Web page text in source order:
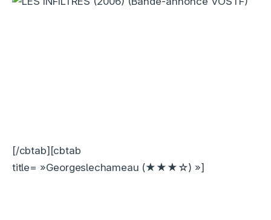
[/cbtab][cbtab
title= »Georgeslechameau (★★★☆) »]